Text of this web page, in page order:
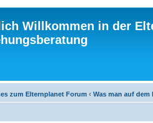
Willkommen in der
zum Elternplanet Forum ‹ Was man auf dem